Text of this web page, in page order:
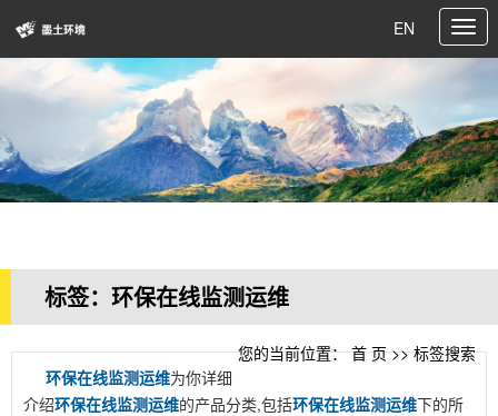
EN
标签：环保在线监测运维
您的当前位置：首 页>> 标签搜索
环保在线监测运维为你详细
介绍环保在线监测运维的产品分类,包括环保在线监测运维下的所